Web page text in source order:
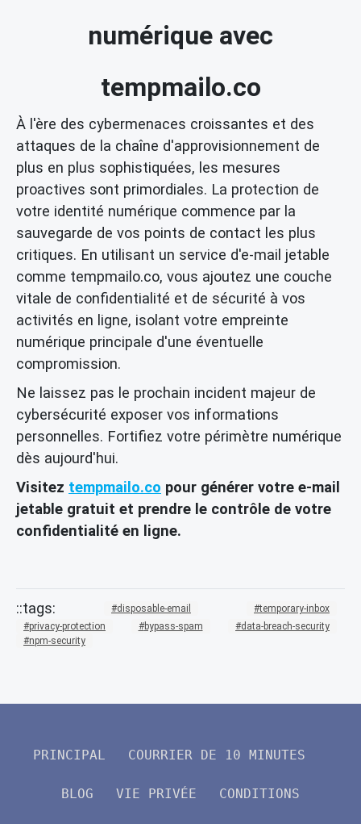
numérique avec
tempmailo.co
À l'ère des cybermenaces croissantes et des
attaques de la chaîne d'approvisionnement de
plus en plus sophistiquées, les mesures
proactives sont primordiales. La protection de
votre identité numérique commence par la
sauvegarde de vos points de contact les plus
critiques. En utilisant un service d'e-mail jetable
comme tempmailo.co, vous ajoutez une couche
vitale de confidentialité et de sécurité à vos
activités en ligne, isolant votre empreinte
numérique principale d'une éventuelle
compromission.
Ne laissez pas le prochain incident majeur de
cybersécurité exposer vos informations
personnelles. Fortifiez votre périmètre numérique
dès aujourd'hui.
Visitez tempmailo.co pour générer votre e-mail
jetable gratuit et prendre le contrôle de votre
confidentialité en ligne.
disposable-email
temporary-inbox
privacy-protection
bypass-spam
data-breach-security
npm-security
PRINCIPAL COURRIER DE 10 MINUTES
BLOG VIE PRIVÉE CONDITIONS